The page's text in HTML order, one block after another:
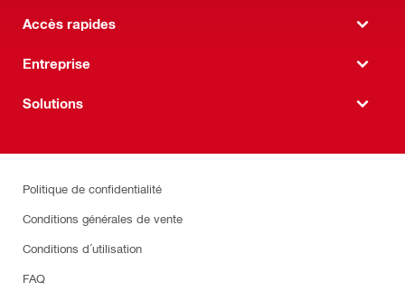
Accès rapides
Entreprise
Solutions
Politique de confidentialité
Conditions générales de vente
Conditions d´utilisation
FAQ